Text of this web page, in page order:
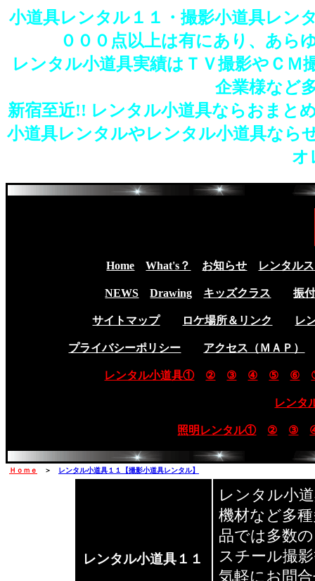
小道具レンタル１１・撮影小道具レン
０００点以上は有にあり、あら
レンタル小道具実績はＴＶ撮影やＣＭ
企業様など
新宿至近!! レンタル小道具ならおまと
小道具レンタルやレンタル小道具なら
オ
Home What's？ お知らせ レンタル
NEWS Drawing キッズクラス 振
サイトマップ ロケ場所＆リンク レ
プライバシーポリシー アクセス（ＭＡＰ）
レンタル小道具① ② ③ ④ ⑤ ⑥
レンタ
照明レンタル① ② ③
Ｈｏｍｅ ＞ レンタル小道具１１【撮影小道具レンタル】
レンタル小道具１１
レンタル小
機材など多
品では多数
スチール撮
気軽にお問